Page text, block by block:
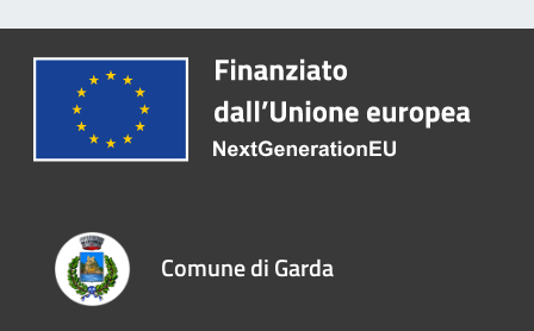
Comune di Garda